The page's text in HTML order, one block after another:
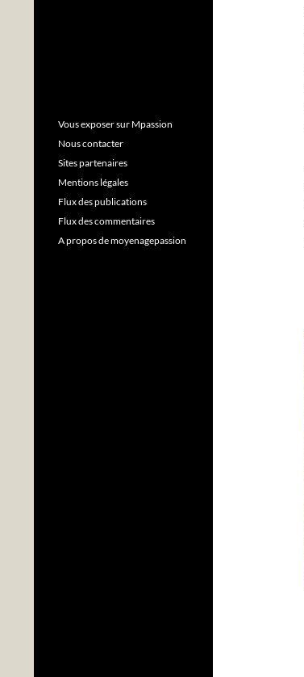
Vous exposer sur Mpassion
Nous contacter
Sites partenaires
Mentions légales
Flux des publications
Flux des commentaires
A propos de moyenagepassion